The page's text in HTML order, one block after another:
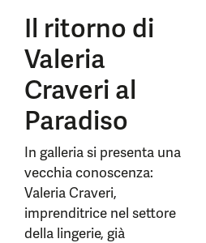
Il ritorno di
Valeria
Craveri al
Paradiso
In galleria si presenta una
vecchia conoscenza:
Valeria Craveri,
imprenditrice nel settore
della lingerie, già